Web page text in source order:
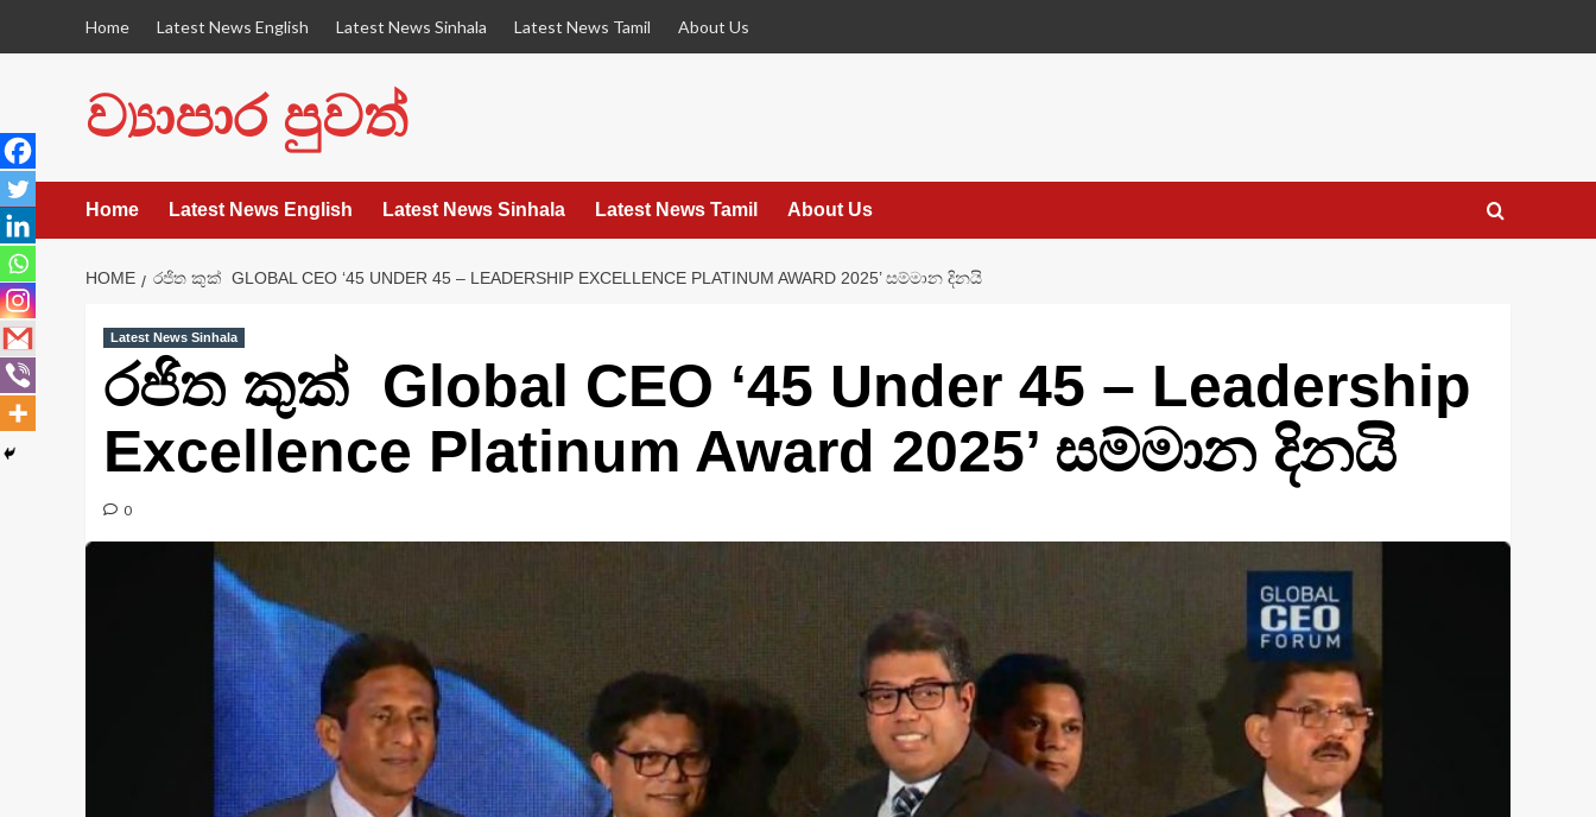
Home Latest News English Latest News Sinhala Latest News Tamil About Us
ව්‍යාපාර පුවත්
Home Latest News English Latest News Sinhala Latest News Tamil About Us
HOME රජිත කුක් GLOBAL CEO ‘45 UNDER 45 – LEADERSHIP EXCELLENCE PLATINUM AWARD 2025’ සම්මාන දිනයි
Latest News Sinhala
රජිත කුක් Global CEO ‘45 Under 45 – Leadership
Excellence Platinum Award 2025’ සම්මාන දිනයි
0